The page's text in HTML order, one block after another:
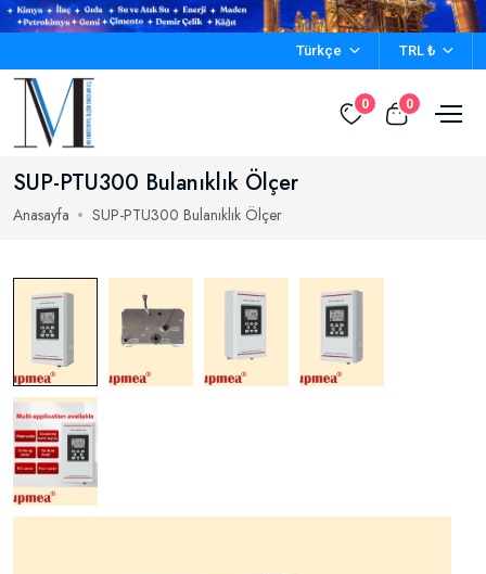
Türkçe TRL ₺
0 0
SUP-PTU300 Bulanıklık Ölçer
Anasayfa SUP-PTU300 Bulanıklık Ölçer